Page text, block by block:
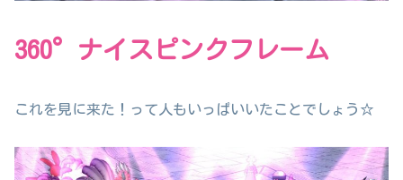
360°ナイスピンクフレーム
これを見に来た！って人もいっぱいいたことでしょう☆